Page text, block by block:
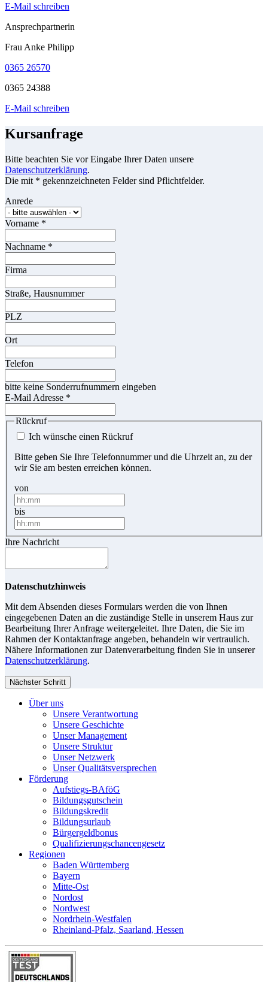
E-Mail schreiben
Ansprechpartnerin
Frau Anke Philipp
0365 26570
0365 24388
E-Mail schreiben
Kursanfrage
Bitte beachten Sie vor Eingabe Ihrer Daten unsere
Datenschutzerklärung.
Die mit * gekennzeichneten Felder sind Pflichtfelder.
Anrede
Vorname *
Nachname *
Firma
Straße, Hausnummer
PLZ
Ort
Telefon
bitte keine Sonderrufnummern eingeben
E-Mail Adresse *
Rückruf
Ich wünsche einen Rückruf
Bitte geben Sie Ihre Telefonnummer und die Uhrzeit an, zu der
wir Sie am besten erreichen können.
von
bis
Ihre Nachricht
Datenschutzhinweis
Mit dem Absenden dieses Formulars werden die von Ihnen
eingegebenen Daten an die zuständige Stelle in unserem Haus zur
Bearbeitung Ihrer Anfrage weitergeleitet. Ihre Daten, die Sie im
Rahmen der Kontaktanfrage angeben, behandeln wir vertraulich.
Nähere Informationen zur Datenverarbeitung finden Sie in unserer
Datenschutzerklärung.
Nächster Schritt
Über uns
Unsere Verantwortung
Unsere Geschichte
Unser Management
Unsere Struktur
Unser Netzwerk
Unser Qualitätsversprechen
Förderung
Aufstiegs-BAföG
Bildungsgutschein
Bildungskredit
Bildungsurlaub
Bürgergeldbonus
Qualifizierungschancengesetz
Regionen
Baden Württemberg
Bayern
Mitte-Ost
Nordost
Nordwest
Nordrhein-Westfalen
Rheinland-Pfalz, Saarland, Hessen